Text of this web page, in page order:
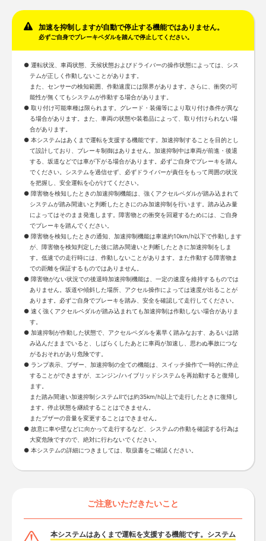
加速を抑制しますが自動で停止する機能ではありません。
必ずご自身でブレーキペダルを踏んで停止してください。
運転状況、車両状態、天候状態およびドライバーの操作状態によっては、シス
テムが正しく作動しないことがあります。
また、センサーの検知範囲、作動速度には限界があります。さらに、衝突の可
能性が無くてもシステムが作動する場合があります。
取り付け可能車種は限られます。グレード・装備等により取り付け条件が異な
る場合があります。また、車両の状態や装着品によって、取り付けられない場
合があります。
本システムはあくまで運転を支援する機能です。加速抑制することを目的とし
て設計しており、ブレーキ制御はありません。加速抑制中は車両が前進・後退
する、坂道などでは車が下がる場合があります。必ずご自身でブレーキを踏ん
でください。システムを過信せず、必ずドライバーが責任をもって周囲の状況
を把握し、安全運転を心がけてください。
障害物を検知したときの加速抑制機能は、強くアクセルペダルが踏み込まれて
システムが踏み間違いと判断したときにのみ加速抑制を行います。踏み込み量
によってはそのまま発進します。障害物との衝突を回避するためには、ご自身
でブレーキを踏んでください。
障害物を検知したときの通知、加速抑制機能は車速約10km/h以下で作動します
が、障害物を検知判定した後に踏み間違いと判断したときに加速抑制をしま
す。低速での走行時には、作動しないことがあります。また作動する障害物ま
での距離を保証するものではありません。
障害物がない状況での後退時加速抑制機能は、一定の速度を維持するものでは
ありません。坂道や傾斜した場所、アクセル操作によっては速度が出ることが
あります。必ずご自身でブレーキを踏み、安全を確認して走行してください。
速く強くアクセルペダルが踏み込まれても加速抑制は作動しない場合がありま
す。
加速抑制が作動した状態で、アクセルペダルを素早く踏みなおす、あるいは踏
み込んだままでいると、しばらくしたあとに車両が加速し、思わぬ事故につな
がるおそれがあり危険です。
ランプ表示、ブザー、加速抑制の全ての機能は、スイッチ操作で一時的に停止
することができますが、エンジン/ハイブリッドシステムを再始動すると復帰し
ます。
また踏み間違い加速抑制システムⅡでは約35km/h以上で走行したときに復帰し
ます。停止状態を継続することはできません。
またブザーの音量を変更することはできません。
故意に車や壁などに向かって走行するなど、システムの作動を確認する行為は
大変危険ですので、絶対に行わないでください。
本システムの詳細につきましては、取扱書をご確認ください。
ご注意いただきたいこと
本システムはあくまで運転を支援する機能です。システム